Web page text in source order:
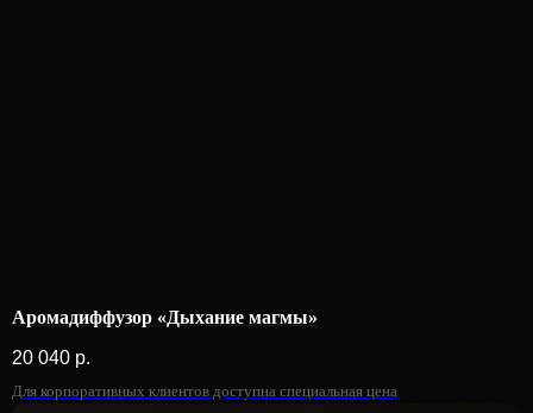
Аромадиффузор «Дыхание магмы»
20 040 р.
Для корпоративных клиентов доступна специальная цена